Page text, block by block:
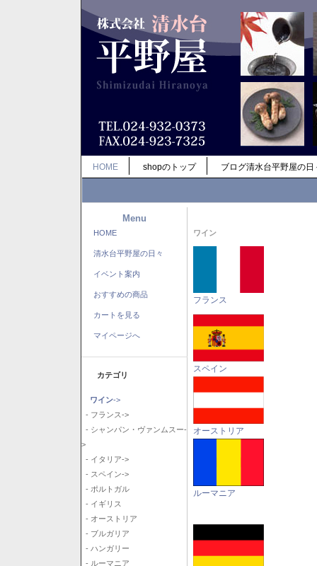
HOME shopのトップ ブログ清水台平野屋の日
Menu
HOME
清水台平野屋の日々
イベント案内
おすすめの商品
カートを見る
マイページへ
カテゴリ
ワイン->
- フランス->
- シャンパン・ヴァンムスー-
>
- イタリア->
- スペイン->
- ポルトガル
- イギリス
- オーストリア
- ブルガリア
- ハンガリー
- ルーマニア
ワイン
フランス
スペイン
オーストリア
ルーマニア